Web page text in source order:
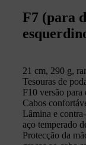
F7 (para
21 cm, 290 g,
Tesouras de
F10 versão para
Cabos
Lâmina e
aço temperado
Protecção da